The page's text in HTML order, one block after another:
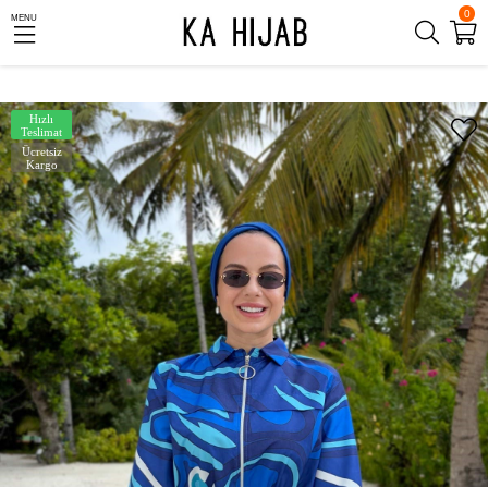
0
MENU
Ücretsiz
Kargo
Hızlı
Teslimat